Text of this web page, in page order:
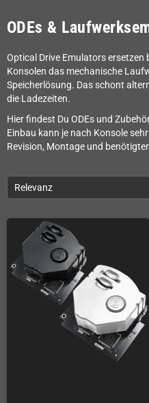
ODEs &
Optical Drive Emulators ersetzen
Konsolen das mechanische
Speicherlösung. Das schont
die Ladezeiten.
Hier findest Du ODEs und
Einbau kann je nach Konsole
Revision, Montage und
Relevanz